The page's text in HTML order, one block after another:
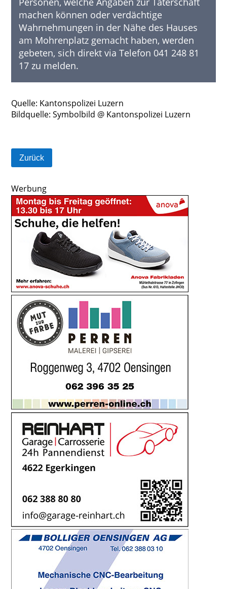
machen können oder verdächtige
Wahrnehmungen in der Nähe des Hauses
am Mohrenplatz gemacht haben, werden
gebeten, sich direkt via Telefon 041 248 81
17 zu melden.
Quelle: Kantonspolizei Luzern
Bildquelle: Symbolbild @ Kantonspolizei Luzern
Zurück
Werbung